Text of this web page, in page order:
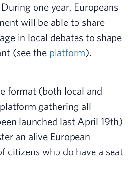
one year, Europeans
will be able to share
in local debates to shape
(see the platform).
format (both local and
gathering all
launched last April 19th)
an alive European
citizens who do have a seat